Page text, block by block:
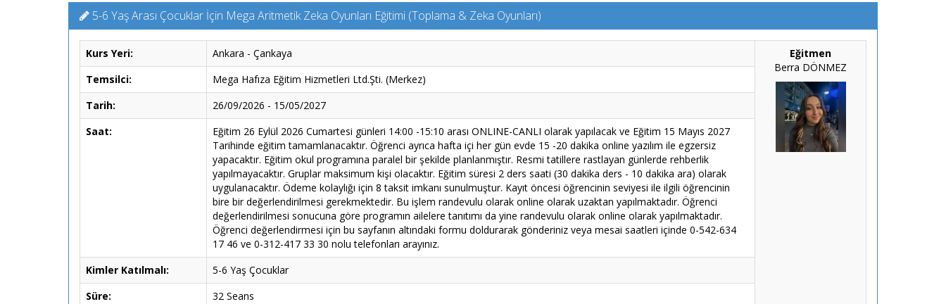
5-6 Yaş Arası Çocuklar İçin Mega Aritmetik Zeka Oyunları Eğitimi (Toplama & Zeka Oyunları)
Kurs Yeri: Ankara - Çankaya
Eğitmen
Berra DÖNMEZ
Temsilci:
Mega Hafıza Eğitim Hizmetleri Ltd.Şti. (Merkez)
Tarih:
26/09/2026 - 15/05/2027
Saat:
Eğitim 26 Eylül 2026 Cumartesi günleri 14:00 -15:10 arası ONLINE-CANLI olarak yapılacak ve Eğitim 15 Mayıs 2027
Tarihinde eğitim tamamlanacaktır. Öğrenci ayrıca hafta içi her gün evde 15 -20 dakika online yazılım ile egzersiz
yapacaktır. Eğitim okul programına paralel bir şekilde planlanmıştır. Resmi tatillere rastlayan günlerde rehberlik
yapılmayacaktır. Gruplar maksimum kişi olacaktır. Eğitim süresi 2 ders saati (30 dakika ders - 10 dakika ara) olarak
uygulanacaktır. Ödeme kolaylığı için 8 taksit imkanı sunulmuştur. Kayıt öncesi öğrencinin seviyesi ile ilgili öğrencinin
bire bir değerlendirilmesi gerekmektedir. Bu işlem randevulu olarak online olarak uzaktan yapılmaktadır. Öğrenci
değerlendirilmesi sonucuna göre programın ailelere tanıtımı da yine randevulu olarak online olarak yapılmaktadır.
Öğrenci değerlendirmesi için bu sayfanın altındaki formu doldurarak gönderiniz veya mesai saatleri içinde 0-542-634
17 46 ve 0-312-417 33 30 nolu telefonları arayınız.
Kimler Katılmalı:
5-6 Yaş Çocuklar
Süre:
32 Seans